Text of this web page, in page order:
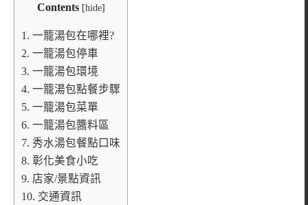
Contents [hide]
1. 一籠湯包在哪裡?
2. 一籠湯包停車
3. 一籠湯包環境
4. 一籠湯包點餐步驟
5. 一籠湯包菜單
6. 一籠湯包醬料區
7. 秀水湯包餐點口味
8. 彰化美食小吃
9. 店家/景點資訊
10. 交通資訊